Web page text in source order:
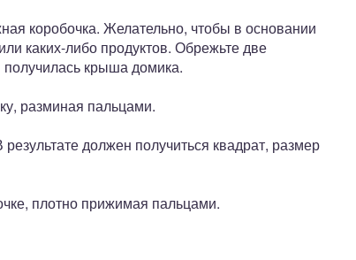
коробочка. Желательно, чтобы в основании
каких-либо продуктов. Обрежьте две
крыша домика.
разминая пальцами.
должен получиться квадрат, размер
плотно прижимая пальцами.